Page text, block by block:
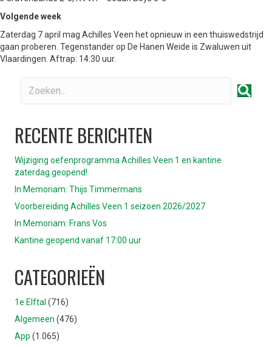
Volgende week
Zaterdag 7 april mag Achilles Veen het opnieuw in een thuiswedstrijd
gaan proberen. Tegenstander op De Hanen Weide is Zwaluwen uit
Vlaardingen. Aftrap: 14:30 uur.
RECENTE BERICHTEN
Wijziging oefenprogramma Achilles Veen 1 en kantine
zaterdag geopend!
In Memoriam: Thijs Timmermans
Voorbereiding Achilles Veen 1 seizoen 2026/2027
In Memoriam: Frans Vos
Kantine geopend vanaf 17:00 uur
CATEGORIEËN
1e Elftal (716)
Algemeen (476)
App (1.065)